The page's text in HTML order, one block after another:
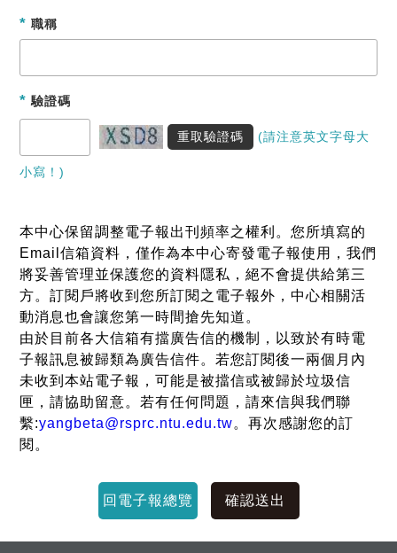
* 職稱
* 驗證碼
重取驗證碼 (請注意英文字母大
小寫！)
本中心保留調整電子報出刊頻率之權利。您所填寫的
Email信箱資料，僅作為本中心寄發電子報使用，我們
將妥善管理並保護您的資料隱私，絕不會提供給第三
方。訂閱戶將收到您所訂閱之電子報外，中心相關活
動消息也會讓您第一時間搶先知道。
由於目前各大信箱有擋廣告信的機制，以致於有時電
子報訊息被歸類為廣告信件。若您訂閱後一兩個月內
未收到本站電子報，可能是被擋信或被歸於垃圾信
匣，請協助留意。若有任何問題，請來信與我們聯
繫:yangbeta@rsprc.ntu.edu.tw。再次感謝您的訂
閱。